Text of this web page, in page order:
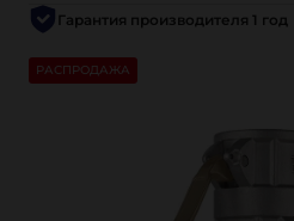
Гарантия производителя 1 год
РАСПРОДАЖА